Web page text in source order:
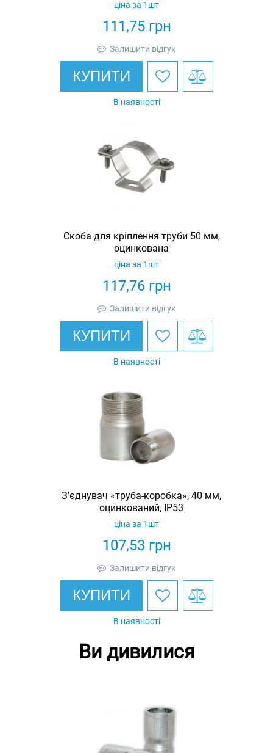
111,75грн
ціна за 1шт
Залишити відгук
КУПИТИ
В наявності
Скоба для кріплення труби 50 мм,
оцинкована
117,76грн
ціна за 1шт
Залишити відгук
КУПИТИ
В наявності
З'єднувач «труба-коробка», 40 мм,
оцинкований, IP53
107,53 грн
ціна за 1шт
Залишити відгук
КУПИТИ
В наявності
Ви дивилися